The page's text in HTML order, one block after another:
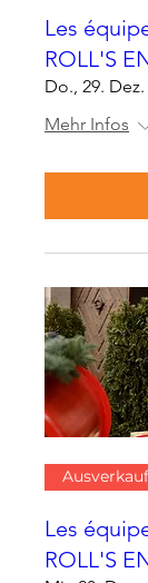
Les
ROLL'S
Do., 29. Dez.
Mehr Infos
Les
ROLL'S